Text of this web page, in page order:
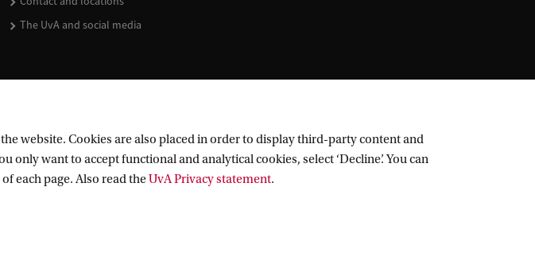
The UvA and social media
website. Cookies are also placed in order to display third-party content and
want to accept functional and analytical cookies, select ‘Decline’. You can
each page. Also read theUvA Privacy statement.